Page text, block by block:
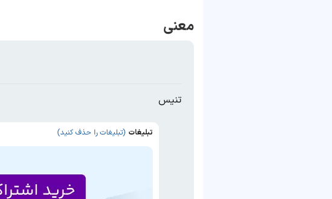
معنی
تنیس
تبلیغات (تبلیغات را حذف کنید)